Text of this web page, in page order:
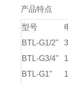
产品特点
型号
BTL-G1/2"
BTL-G3/4"
BTL-G1"